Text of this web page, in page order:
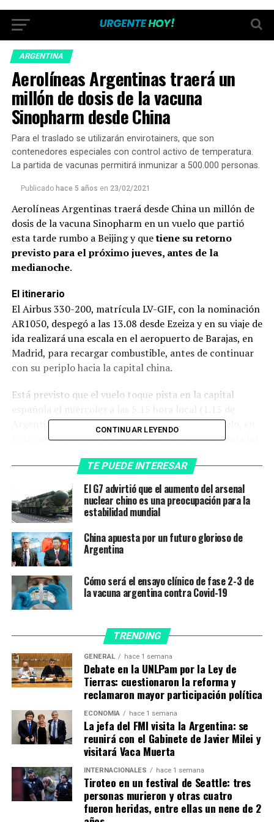
ARGENTINA
Aerolíneas Argentinas traerá un
millón de dosis de la vacuna
Sinopharm desde China
Para el traslado se utilizarán envirotainers, que son
contenedores especiales con control activo de temperatura.
La partida de vacunas permitirá inmunizar a 500.000 personas.
Publicado hace 5 años en 23/02/2021
Aerolíneas Argentinas traerá desde China un millón de
dosis de la vacuna Sinopharm en un vuelo que partió
esta tarde rumbo a Beijing y quetiene su retorno
previsto para el próximo jueves, antes de la
medianoche.
El itinerario
El Airbus 330-200, matrícula LV-GIF, con la nominación
AR1050, despegó a las 13.08 desde Ezeiza y en su viaje de
ida realizará una escala en el aeropuerto de Barajas, en
Madrid, para recargar combustible, antes de continuar
con su periplo hacia la capital china.
Está previsto que el vuelo toque pista en la capital
Argentina), luego de poco más de 12 horas de vuelo, en
tanto que la partida desde Barajas está prevista para las
El arribo a Beijing se estima a las 0.55 hora local del
jueves, 11.55 del miércoles en Argentina, teniendo en
cuenta la diferencia de 11 horas más con la capital
china.
Según se informó, se estima que el tiempo de carga en
Pekín será de entre cuatro y cinco horas, por lo que la
partida desde la capital china está prevista para las 5.30
hora local (16.30 hora de Argentina), estimando el
arribo a Madrid, tras 12 horas y 40 minutos de vuelo, a
Finalmente, el último tramo del viaje contempla la
partida desde Barajas a las 12.40 hora española, 8.40 de
Argentina, para aterrizar en Ezeiza ese mismo jueves a
las 21.50, luego de poco más de 13 horas de vuelo.
Como en los otros casos en los que se concretaron
vuelos para el transporte de insumos sanitarios desde
China, en esta ocasiónviajan a bordo de la aeronave
20 tripulantes, entre comandantes, copilotos y
personal técnico.
TEMAS RELACIONADOS: CAMPAÑA DE VACUNACIÓN
CHINA
CONTINUAR LEYENDO
TE PUEDE INTERESAR
El G7 advirtió que el aumento del arsenal
nuclear chino es una preocupación para la
estabilidad mundial
China apuesta por un futuro glorioso de
Argentina
Cómo será el ensayo clínico de fase 2-3 de
la vacuna argentina contra Covid-19
TRENDING
GENERAL hace 1 semana
Debate en la UNLPam por la Ley de
Tierras: cuestionaron la reforma y
reclamaron mayor participación política
ECONOMÍA hace 1 semana
La jefa del FMI visita la Argentina: se
reunirá con el Gabinete de Javier Milei y
visitará Vaca Muerta
INTERNACIONALES hace 1 semana
Tiroteo en un festival de Seattle: tres
personas murieron y otras cuatro
fueron heridas, entre ellas un nene de 2